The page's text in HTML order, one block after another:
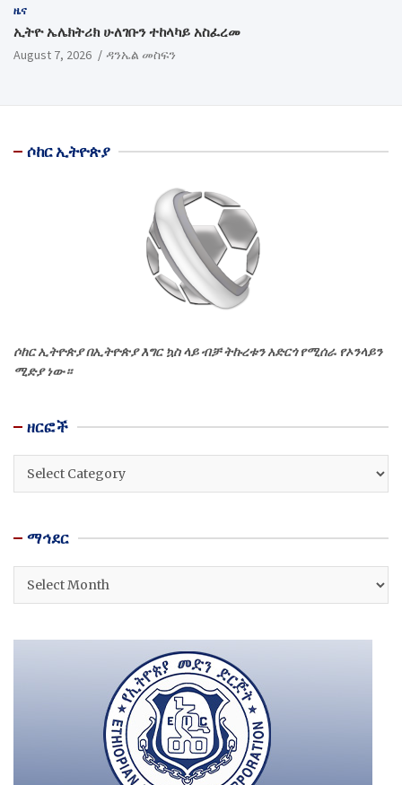
ዜና
ኢትዮ ኤሌክትሪክ ሁለገቡን ተከላካይ አስፈረመ
August 7, 2026 ዳንኤል መስፍን
ሶከር ኢትዮጵያ
ሶከር ኢትዮጵያ በኢትዮጵያ እግር ኳስ ላይ ብቻ ትኩረቱን አድርጎ የሚሰራ የኦንላይን
ሚድያ ነው።
ዘርፎች
ዘርፎች
ማኅደር
ማኅደር